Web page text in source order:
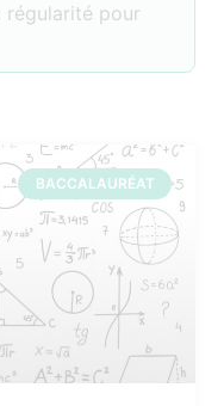
régularité pour
BACCALAURÉAT